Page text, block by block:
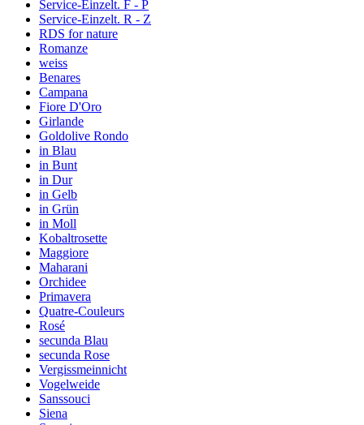
Service-Einzelt. F - P
Service-Einzelt. R - Z
RDS for nature
Romanze
weiss
Benares
Campana
Fiore D'Oro
Girlande
Goldolive Rondo
in Blau
in Bunt
in Dur
in Gelb
in Grün
in Moll
Kobaltrosette
Maggiore
Maharani
Orchidee
Primavera
Quatre-Couleurs
Rosé
secunda Blau
secunda Rose
Vergissmeinnicht
Vogelweide
Sanssouci
Siena